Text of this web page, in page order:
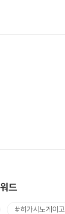
드
#히가시노게이고